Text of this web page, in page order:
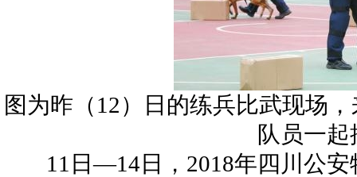
图为昨（12）日的练兵比武现场
队员一起
11日—14日，2018年四川公安